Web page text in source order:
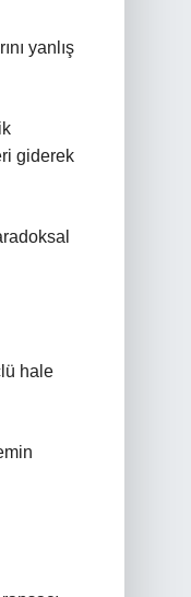
yanlış
giderek
hale